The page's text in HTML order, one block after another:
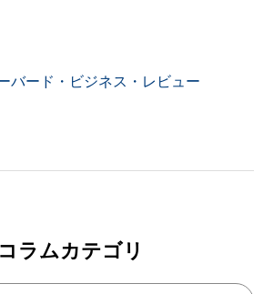
バード・ビジネス・レビュー
コラムカテゴリ